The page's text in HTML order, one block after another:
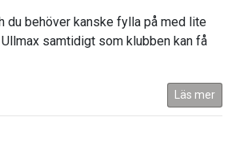
du behöver kanske fylla på med lite
samtidigt som klubben kan få
Läs mer